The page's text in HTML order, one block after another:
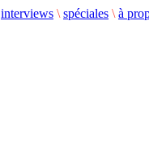
interviews \ spéciales \ à